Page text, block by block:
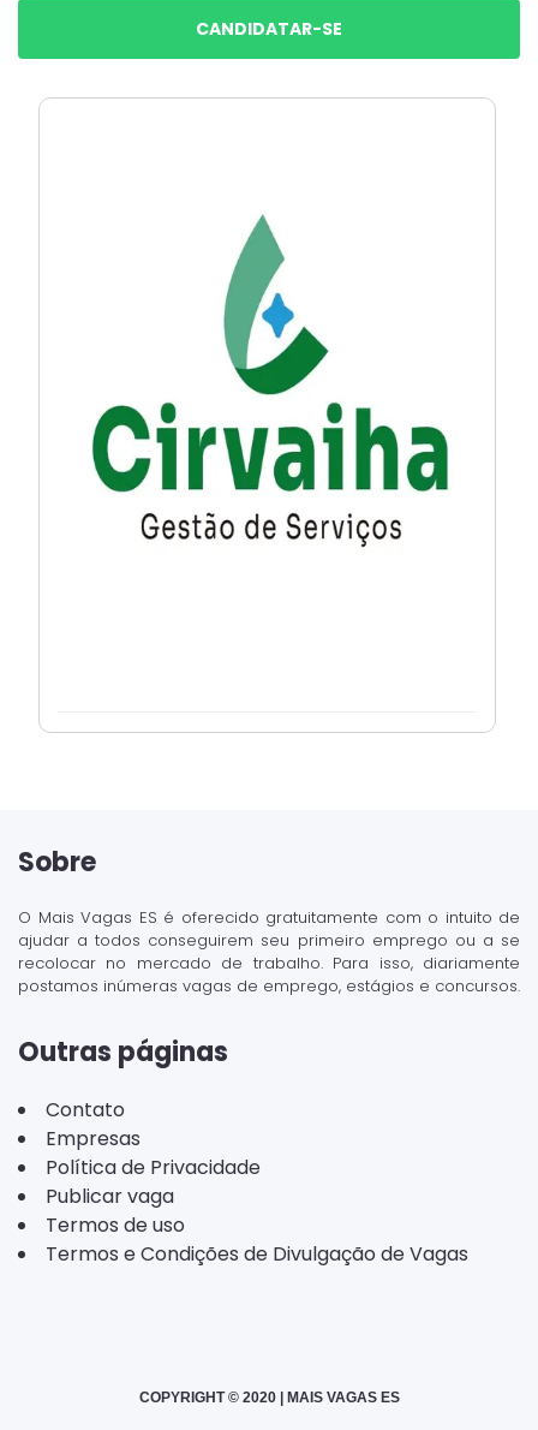
CANDIDATAR-SE
Sobre
O Mais Vagas ES é oferecido gratuitamente com o intuito de
ajudar a todos conseguirem seu primeiro emprego ou a se
recolocar no mercado de trabalho. Para isso, diariamente
postamos inúmeras vagas de emprego, estágios e concursos.
Outras páginas
Contato
Empresas
Política de Privacidade
Publicar vaga
Termos de uso
Termos e Condições de Divulgação de Vagas
COPYRIGHT © 2020 | MAIS VAGAS ES